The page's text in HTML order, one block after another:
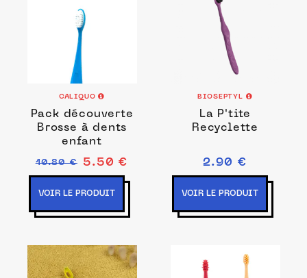
CALIQUO
Pack découverte
Brosse à dents
enfant
10.80 € 5.50 €
VOIR LE PRODUIT
BIOSEPTYL
La P'tite
Recyclette
2.90 €
VOIR LE PRODUIT